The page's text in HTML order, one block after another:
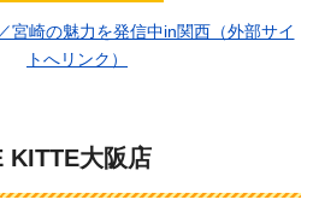
宮崎の魅力を発信中in関西（外部サイ
トへリンク）
KITTE大阪店